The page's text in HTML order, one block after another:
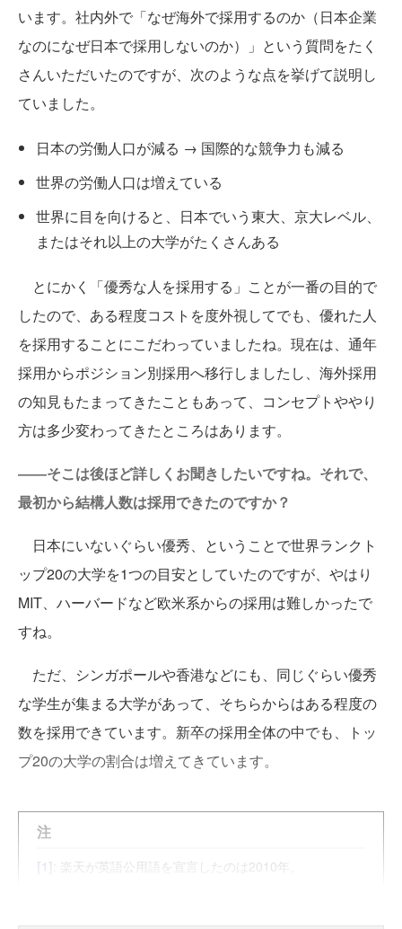
います。社内外で「なぜ海外で採用するのか（日本企業
なのになぜ日本で採用しないのか）」という質問をたく
さんいただいたのですが、次のような点を挙げて説明し
ていました。
日本の労働人口が減る → 国際的な競争力も減る
世界の労働人口は増えている
世界に目を向けると、日本でいう東大、京大レベル、
またはそれ以上の大学がたくさんある
とにかく「優秀な人を採用する」ことが一番の目的で
したので、ある程度コストを度外視してでも、優れた人
を採用することにこだわっていましたね。現在は、通年
採用からポジション別採用へ移行しましたし、海外採用
の知見もたまってきたこともあって、コンセプトややり
方は多少変わってきたところはあります。
――そこは後ほど詳しくお聞きしたいですね。それで、
最初から結構人数は採用できたのですか？
日本にいないぐらい優秀、ということで世界ランクト
ップ20の大学を1つの目安としていたのですが、やはり
MIT、ハーバードなど欧米系からの採用は難しかったで
すね。
ただ、シンガポールや香港などにも、同じぐらい優秀
な学生が集まる大学があって、そちらからはある程度の
数を採用できています。新卒の採用全体の中でも、トッ
プ20の大学の割合は増えてきています。
注
[1] : 楽天が英語公用語を宣言したのは2010年。